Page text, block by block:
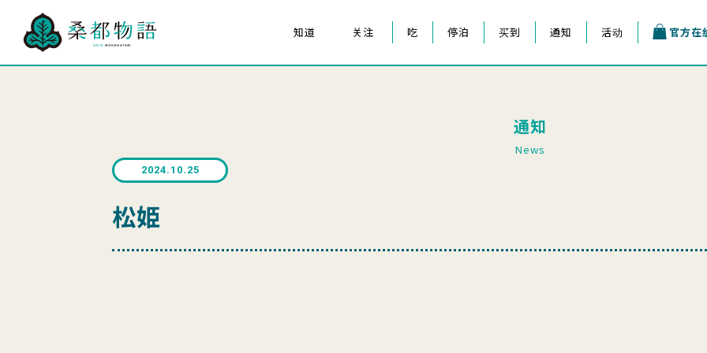
知道
关于“桑都物语”
关注
八王子祭
吃 停泊 买到 通知 活动 官方在
通知
News
2024.10.25
松姫